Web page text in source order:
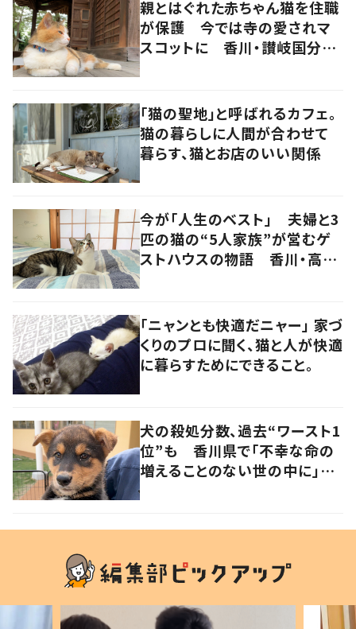
親とはぐれた赤ちゃん猫を住職
が保護 今では寺の愛されマ
スコットに 香川・讃岐国分寺
「猫の聖地」と呼ばれるカフェ。
猫の暮らしに人間が合わせて
暮らす、猫とお店のいい関係
今が「人生のベスト」 夫婦と3
匹の猫の“5人家族”が営むゲ
ストハウスの物語 香川・高松
「ニャンとも快適だニャー」 家づ
くりのプロに聞く、猫と人が快適
に暮らすためにできること。
犬の殺処分数、過去“ワースト1
位”も 香川県で「不幸な命の
増えることのない世の中に」と